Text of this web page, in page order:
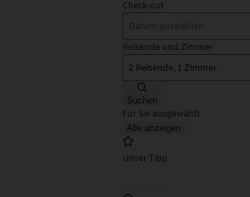
Check-out
Reisende und Zimmer
Suchen
Für Sie ausgewählt
Alle anzeigen
Unser Tipp